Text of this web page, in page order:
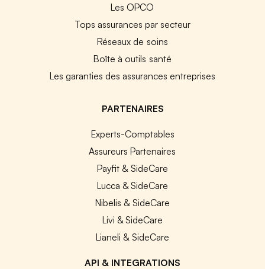
Les OPCO
Tops assurances par secteur
Réseaux de soins
Boîte à outils santé
Les garanties des assurances entreprises
PARTENAIRES
Experts-Comptables
Assureurs Partenaires
Payfit & SideCare
Lucca & SideCare
Nibelis & SideCare
Livi & SideCare
Lianeli & SideCare
API & INTEGRATIONS